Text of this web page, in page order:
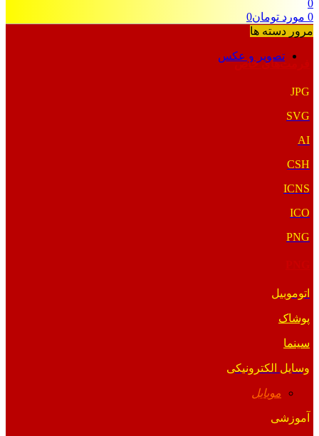
0
0 مورد تومان0
مرور دسته ها
تصویر و عکس
فرمت‌های خاص
JPG
SVG
AI
CSH
ICNS
ICO
PNG
اتوموبیل
پوشاک
سینما
وسایل الکترونیکی
موبایل
آموزشی